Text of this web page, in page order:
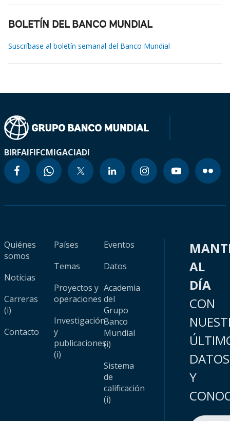
BOLETÍN DEL BANCO MUNDIAL
Suscríbase al boletín semanal del Banco Mundial
BIRFAIFIFCMIGACIADI
Quiénes
somos
Noticias
Carreras
(i)
Contacto
Países
Temas
Proyectos y
operaciones
Investigación
y
publicaciones
(i)
Eventos
Datos
Academia
del
Grupo
Banco
Mundial
(i)
Sistema
de
calificación
(i)
AL
DÍA
CON
DATOS
Y